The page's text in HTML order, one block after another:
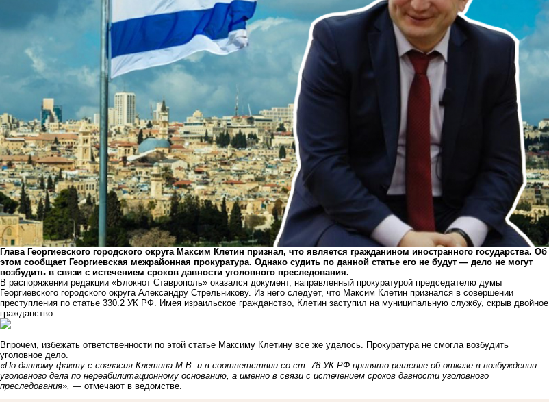
Глава Георгиевского городского округа Максим Клетин признал, что является гражданином иностранного государства. Об
этом сообщает Георгиевская межрайонная прокуратура. Однако судить по данной статье его не будут — дело не могут
возбудить в связи с истечением сроков давности уголовного преследования.
В распоряжении редакции «Блокнот Ставрополь» оказался документ, направленный прокуратурой председателю думы
Георгиевского городского округа Александру Стрельникову. Из него следует, что Максим Клетин признался в совершении
преступления по статье 330.2 УК РФ. Имея израильское гражданство, Клетин заступил на муниципальную службу, скрыв двойное
гражданство.
Впрочем, избежать ответственности по этой статье Максиму Клетину все же удалось. Прокуратура не смогла возбудить
уголовное дело.
«По данному факту с согласия Клетина М.В. и в соответствии со ст. 78 УК РФ принято решение об отказе в возбуждении
уголовного дела по нереабилитационному основанию, а именно в связи с истечением сроков давности уголовного
преследования», — отмечают в ведомстве.